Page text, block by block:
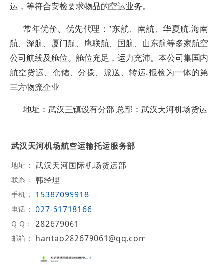
运，等符合安检要求物品的空运业务。
常年优价、优先代理：”东航、南航、华夏航.海南
航、深航、厦门航、鹰联航、国航、山东航等多家航空
公司航线及舱位。舱位充足，运力充沛。本公司集国内
航空货运、仓储、分拨、派送、转运.报检为一体的第
三方物流企业
地址：武汉三镇设有分部 总部：武汉天河机场货运
武汉天河机场航空运输托运服务部
地址： 武汉天河国际机场货运部
联系： 韩经理
手机： 15387099918
电话： 027-61718166
Q Q： 282679061
邮箱： hantao282679061@qq.com